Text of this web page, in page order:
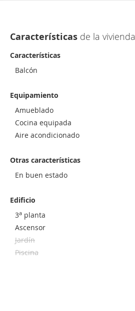
Características de la vivienda
Características
Balcón
Equipamiento
Amueblado
Cocina equipada
Aire acondicionado
Otras características
En buen estado
Edificio
3a planta
Ascensor
Jardín
Piscina